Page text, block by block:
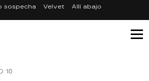
sospecha Velvet Allí abajo
10